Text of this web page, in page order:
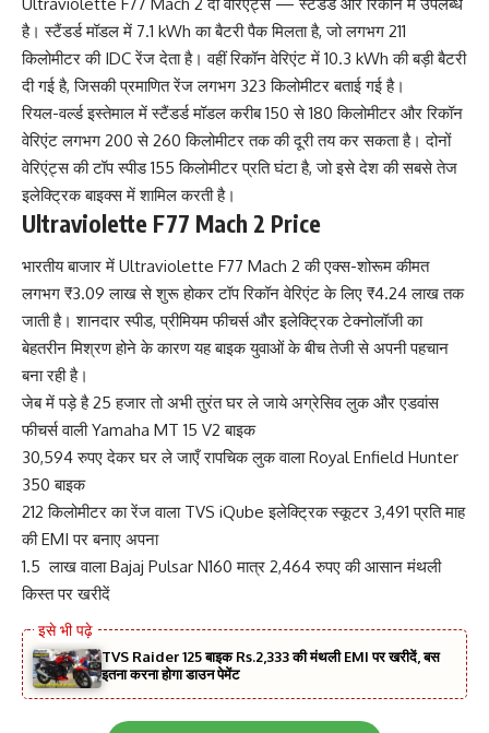
है। स्टैंडर्ड मॉडल में 7.1 kWh का बैटरी पैक मिलता है, जो लगभग 211
किलोमीटर की IDC रेंज देता है। वहीं रिकॉन वेरिएंट में 10.3 kWh की बड़ी बैटरी
दी गई है, जिसकी प्रमाणित रेंज लगभग 323 किलोमीटर बताई गई है।
रियल-वर्ल्ड इस्तेमाल में स्टैंडर्ड मॉडल करीब 150 से 180 किलोमीटर और रिकॉन
वेरिएंट लगभग 200 से 260 किलोमीटर तक की दूरी तय कर सकता है। दोनों
वेरिएंट्स की टॉप स्पीड 155 किलोमीटर प्रति घंटा है, जो इसे देश की सबसे तेज
इलेक्ट्रिक बाइक्स में शामिल करती है।
Ultraviolette F77 Mach 2 Price
भारतीय बाजार में Ultraviolette F77 Mach 2 की एक्स-शोरूम कीमत
लगभग ₹3.09 लाख से शुरू होकर टॉप रिकॉन वेरिएंट के लिए ₹4.24 लाख तक
जाती है। शानदार स्पीड, प्रीमियम फीचर्स और इलेक्ट्रिक टेक्नोलॉजी का
बेहतरीन मिश्रण होने के कारण यह बाइक युवाओं के बीच तेजी से अपनी पहचान
बना रही है।
जेब में पड़े है 25 हजार तो अभी तुरंत घर ले जाये अग्रेसिव लुक और एडवांस
फीचर्स वाली Yamaha MT 15 V2 बाइक
30,594 रुपए देकर घर ले जाएँ रापचिक लुक वाला Royal Enfield Hunter
350 बाइक
212 किलोमीटर का रेंज वाला TVS iQube इलेक्ट्रिक स्कूटर 3,491 प्रति माह
की EMI पर बनाए अपना
1.5 लाख वाला Bajaj Pulsar N160 मात्र 2,464 रुपए की आसान मंथली
किस्त पर खरीदें
TVS Raider 125 बाइक Rs.2,333 की मंथली EMI पर खरीदें, बस
इतना करना होगा डाउन पेमेंट